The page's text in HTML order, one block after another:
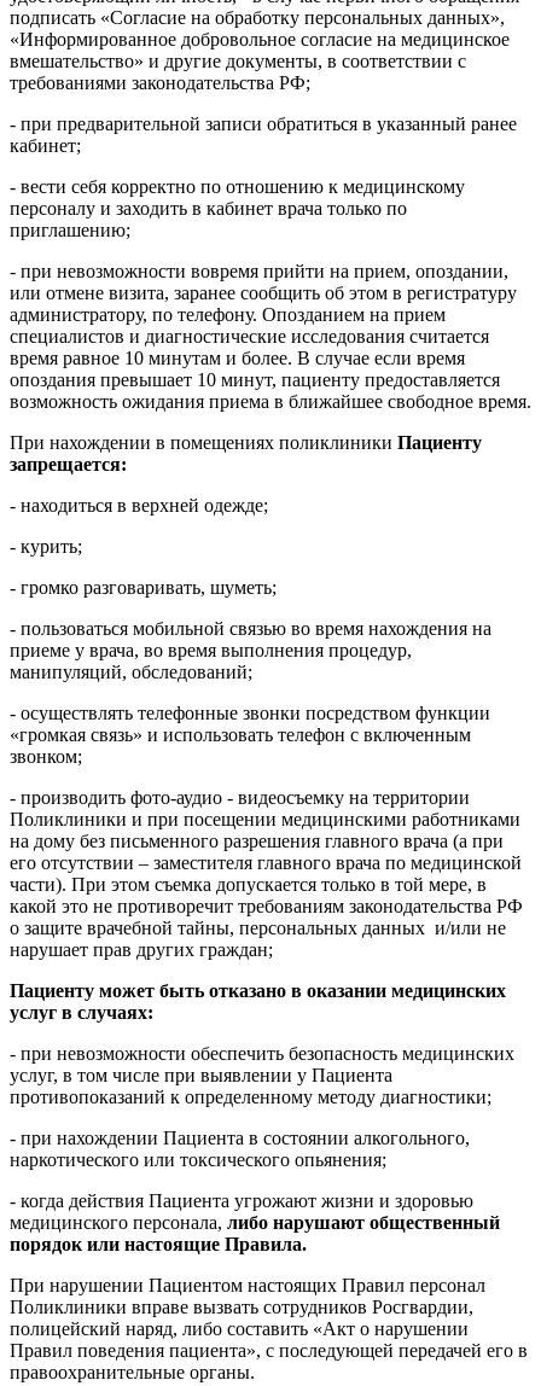
подписать «Согласие на обработку персональных данных»,
«Информированное добровольное согласие на медицинское
вмешательство» и другие документы, в соответствии с
требованиями законодательства РФ;
- при предварительной записи обратиться в указанный ранее
кабинет;
- вести себя корректно по отношению к медицинскому
персоналу и заходить в кабинет врача только по
приглашению;
- при невозможности вовремя прийти на прием, опоздании,
или отмене визита, заранее сообщить об этом в регистратуру
администратору, по телефону. Опозданием на прием
специалистов и диагностические исследования считается
время равное 10 минутам и более. В случае если время
опоздания превышает 10 минут, пациенту предоставляется
возможность ожидания приема в ближайшее свободное время.
При нахождении в помещениях поликлиники Пациенту
запрещается:
- находиться в верхней одежде;
- курить;
- громко разговаривать, шуметь;
- пользоваться мобильной связью во время нахождения на
приеме у врача, во время выполнения процедур,
манипуляций, обследований;
- осуществлять телефонные звонки посредством функции
«громкая связь» и использовать телефон с включенным
звонком;
- производить фото-аудио - видеосъемку на территории
Поликлиники и при посещении медицинскими работниками
на дому без письменного разрешения главного врача (а при
его отсутствии – заместителя главного врача по медицинской
части). При этом съемка допускается только в той мере, в
какой это не противоречит требованиям законодательства РФ
о защите врачебной тайны, персональных данных и/или не
нарушает прав других граждан;
Пациенту может быть отказано в оказании медицинских
услуг в случаях:
- при невозможности обеспечить безопасность медицинских
услуг, в том числе при выявлении у Пациента
противопоказаний к определенному методу диагностики;
- при нахождении Пациента в состоянии алкогольного,
наркотического или токсического опьянения;
- когда действия Пациента угрожают жизни и здоровью
медицинского персонала, либо нарушают общественный
порядок или настоящие Правила.
При нарушении Пациентом настоящих Правил персонал
Поликлиники вправе вызвать сотрудников Росгвардии,
полицейский наряд, либо составить «Акт о нарушении
Правил поведения пациента», с последующей передачей его в
правоохранительные органы.